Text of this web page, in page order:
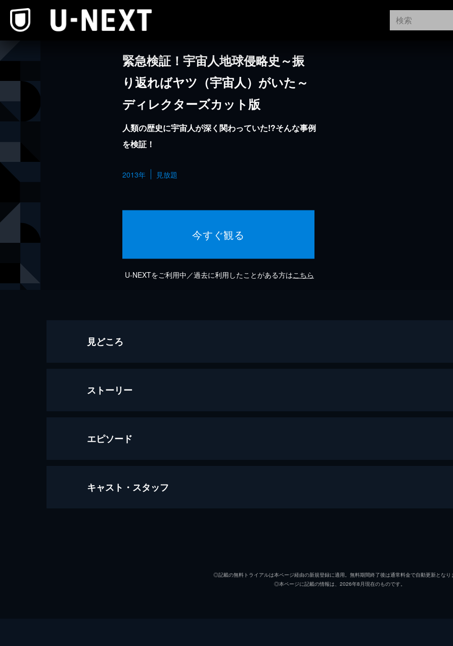
緊急検証！宇宙人地球侵略史～振
り返ればヤツ（宇宙人）がいた～
ディレクターズカット版
人類の歴史に宇宙人が深く関わっていた!?そんな事例
を検証！
2013年 見放題
今すぐ観る
U-NEXTをご利用中／過去に利用したことがある方はこちら
見どころ
ストーリー
エピソード
緊急検証！宇宙人地球侵略史～振り返ればヤツ（宇宙人）がいた～ディレクターズカット版
キャスト・スタッフ
辛酸なめ子
◎記載の無料トライアルは本ページ経由の新規登録に適用。無料期間終了後は通常料金で自動更新となり
◎本ページに記載の情報は、2026年8月現在のものです。